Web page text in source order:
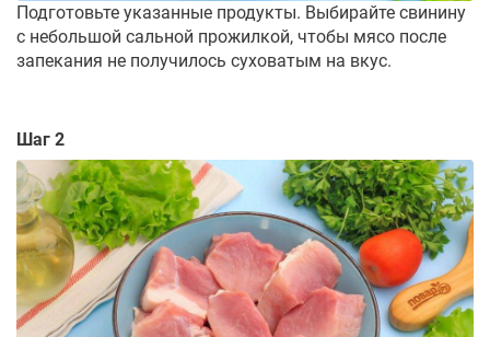
Подготовьте указанные продукты. Выбирайте свинину
с небольшой сальной прожилкой, чтобы мясо после
запекания не получилось суховатым на вкус.
Шаг 2